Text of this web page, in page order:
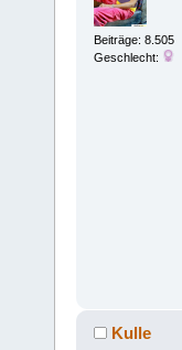
Beiträge: 8.505
Geschlecht:
Kulle